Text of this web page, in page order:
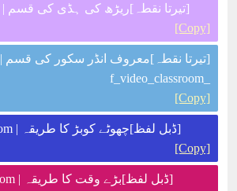
[تیرتا نقطہ]ریڑھ کی ہڈی کی قسم | f-video-classroom
[Copy]
[تیرتا نقطہ]معروف انڈر سکور کی قسم |
_f_video_classroom
[Copy]
[ڈبل لفظ]چھوٹے کوبڑ کا طریقہ | dw_videoClassroom
[Copy]
[ڈبل لفظ]بڑے وقت کا طریقہ | dw_VideoClassroom